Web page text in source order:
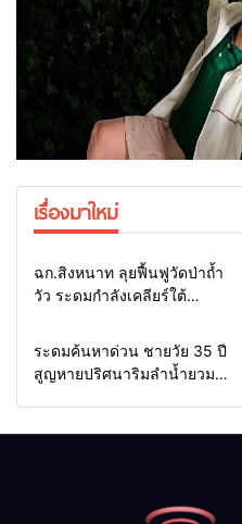
เรื่องมาใหม่
Home แวดวงทหาร
ฉก.สิงหนาท ลุยฟื้นฟูวัดป่าถ้ำ
วัว ระดมกำลังเคลียร์ใต้
ช่วยชาวบ้านฝ่าวิกฤตน้ำป่า
Home รอบรั้วทั่วไทย
ระดมค้นหาด่วน ชายวัย 35 ปี
สูญหายปริศนาริมลำน้ำยวม